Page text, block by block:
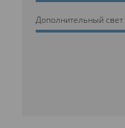
Дополнительный свет